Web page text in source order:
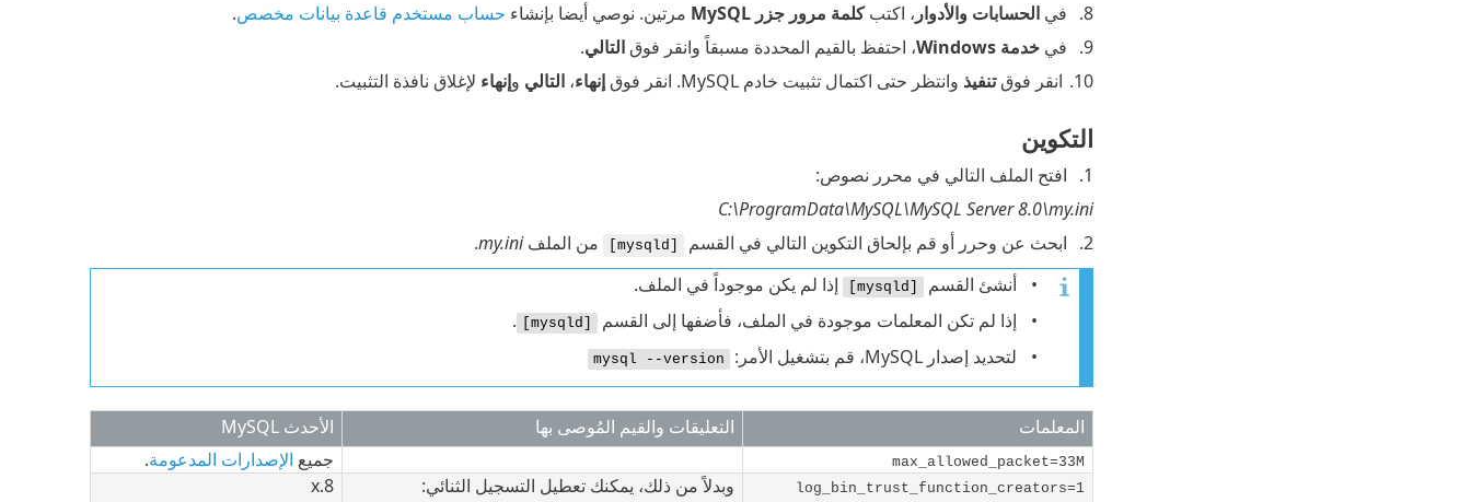
في الحسابات والأدوار ، اكتبكلمة مرور جزر MySQL مرتين. نوصي أيضا بإنشاء حساب مستخدم قاعدة بيانات مخصص.
في خدمة Windows ، احتفظ بالقيم المحددة مسبقاً وانقر فوقالتالي.
انقر فوقتنفيذ وانتظر حتى اكتمال تثبيت خادم MySQL. انقر فوق إنهاء، التالي وإنهاء لإغلاق نافذة التثبيت.
التكوين
افتح الملف التالي في محرر نصوص:
C:\ProgramData\MySQL\MySQL Server 8.0\my.ini
ابحث عن وحرر أو قم بإلحاق التكوين التالي في القسم ‎
من الملفmy.ini
.
أنشئ القسم
إذا لم يكن موجوداً في الملف.
إذا لم تكن المعلمات موجودة في الملف، فأضفها إلى القسم
.
لتحديد إصدار MySQL، قم بتشغيل الأمر:
mysql --version
المعلمات التعليقات والقيم المُوصى بها الأحدث MySQL
max_allowed_packet=33M جميع الإصدارات المدعومة.
log_bin_trust_function_creators=1 وبدلاً من ذلك، يمكنك تعطيل التسجيل الثنائي: 8.x